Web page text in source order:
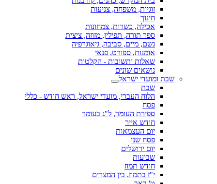
זוגיות, משפחה, צניעות
חינוך
אכילה, כשרות, צמחונות
ספר תורה, תפילין, מזוזה, ציצית
גשם, מיים, סביבה, גיאוגרפיה
אומנות, ספורט, פנאי
שאלות ותשובות - הקלטות
נושאים שונים
שבת ומועדי ישראל
שבת
הלוח העברי, מועדי ישראל, ראש חודש - כללי
פסח
ספירת העומר, ל"ג בעומר
חודש אייר
יום העצמאות
פסח שני
יום ירושלים
שבועות
חודש תמוז
י"ז בתמוז, בין המצרים